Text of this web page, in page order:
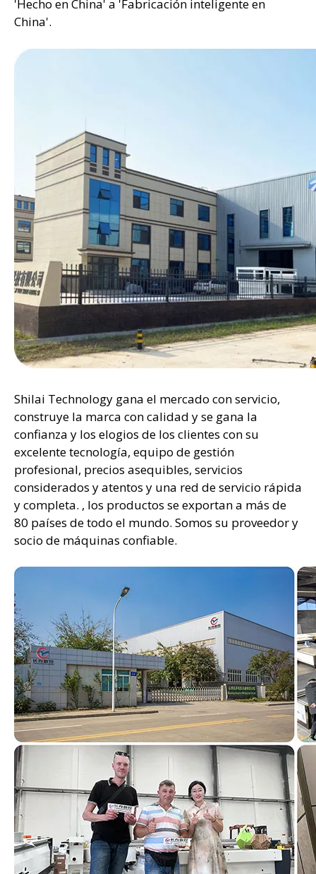
'Hecho en China' a 'Fabricación inteligente en
China'.
Shilai Technology gana el mercado con servicio,
construye la marca con calidad y se gana la
confianza y los elogios de los clientes con su
excelente tecnología, equipo de gestión
profesional, precios asequibles, servicios
considerados y atentos y una red de servicio rápida
y completa. , los productos se exportan a más de
80 países de todo el mundo. Somos su proveedor y
socio de máquinas confiable.